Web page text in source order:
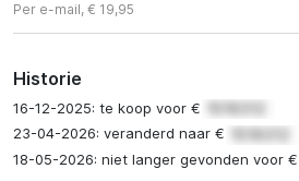
Per e-mail, € 19,95
Historie
16-12-2025: te koop voor €
23-04-2026: veranderd naar €
18-05-2026: niet langer gevonden voor €